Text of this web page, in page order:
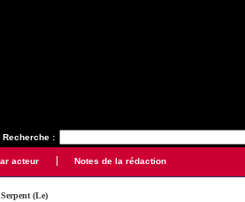
Recherche :
acteur Notes de la rédaction
(Le)